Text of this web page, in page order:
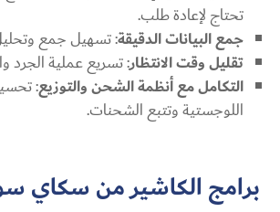
تحتاج لإعادة طلب.
جمع البيانات الدقيقة: تسهيل جمع
تقليل وقت الانتظار: تسريع عملية الجرد
التكامل مع أنظمة الشحن والتوزيع:
اللوجستية وتتبع الشحنات.
برامج الكاشير من سكاي